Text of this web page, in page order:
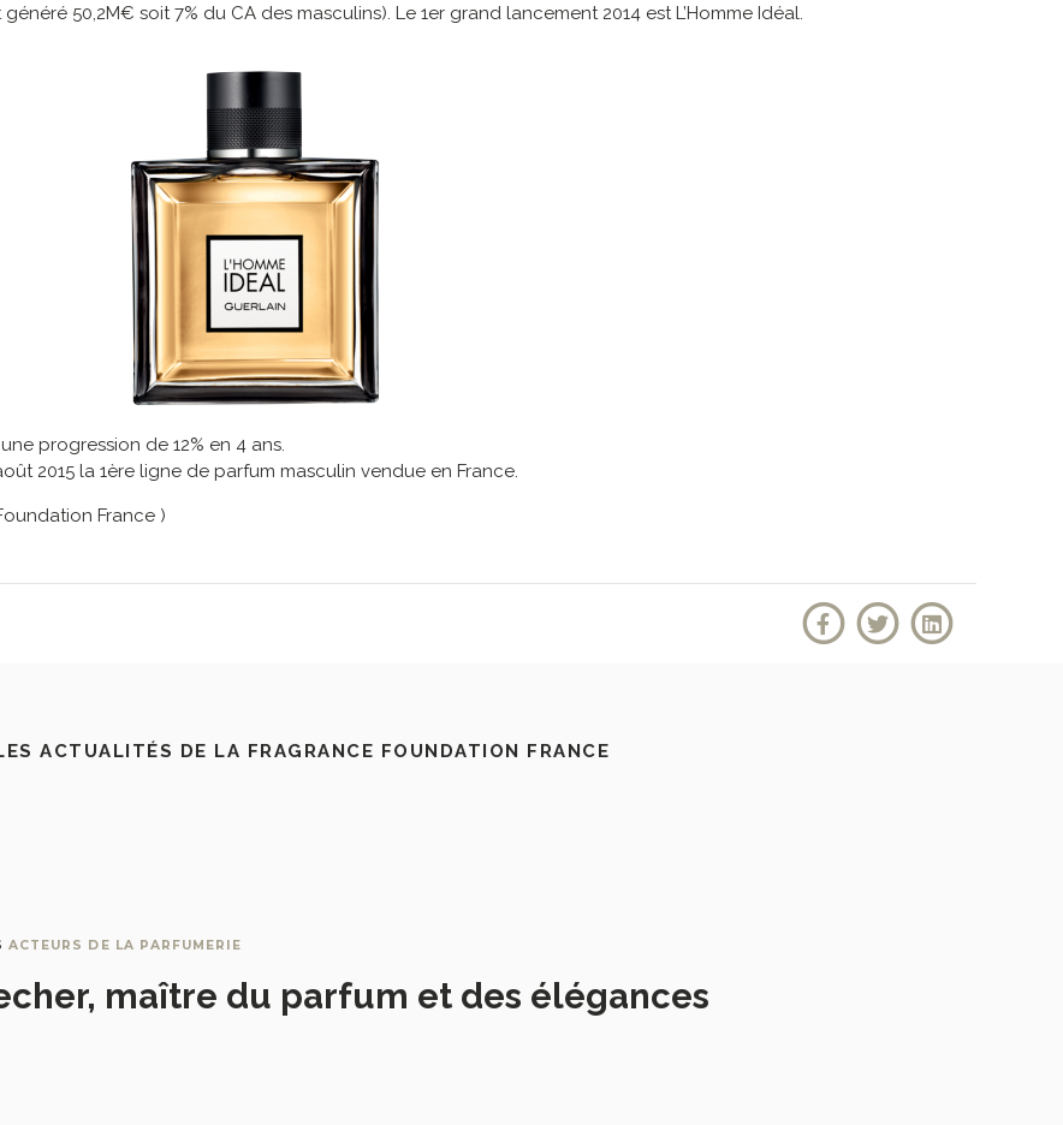
50,2M€ soit 7% du CA des masculins). Le 1er grand lancement 2014 est L’Homme Idéal.
progression de 12% en 4 ans.
2015 la 1ère ligne de parfum masculin vendue en France.
France )
ACTUALITÉS DE LA FRAGRANCE FOUNDATION FRANCE
ACTEURS DE LA PARFUMERIE
maître du parfum et des élégances